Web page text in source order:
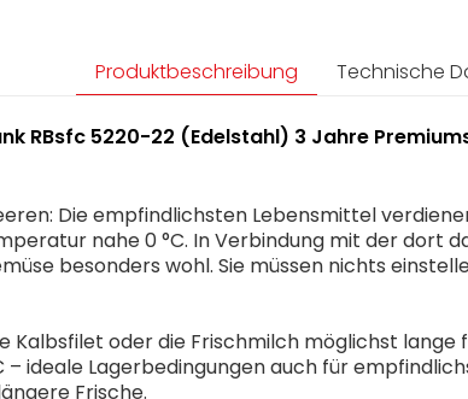
Produktbeschreibung Technische
RBsfc 5220-22 (Edelstahl) 3 Jahre
Die empfindlichsten Lebensmittel
nahe 0 °C. In Verbindung mit der
besonders wohl. Sie müssen nichts
Kalbsfilet oder die Frischmilch möglichst
– ideale Lagerbedingungen auch für
Frische.